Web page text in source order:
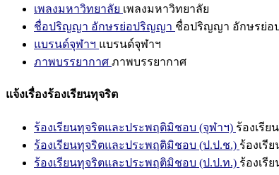
เพลงมหาวิทยาลัย เพลงมหาวิทยาลัย
ชื่อปริญญา อักษรย่อปริญญา ชื่อปริญญา อักษรย่อ
แบรนด์จุฬาฯ แบรนด์จุฬาฯ
ภาพบรรยากาศ ภาพบรรยากาศ
แจ้งเรื่องร้องเรียนทุจริต
ร้องเรียนทุจริตและประพฤติมิชอบ (จุฬาฯ) ร้องเรี
ร้องเรียนทุจริตและประพฤติมิชอบ (ป.ป.ช.) ร้องเรี
ร้องเรียนทุจริตและประพฤติมิชอบ (ป.ป.ท.) ร้องเรี